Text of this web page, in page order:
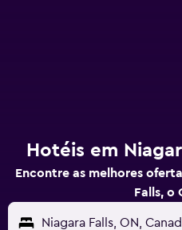
Hotéis em
Encontre as melhores
Falls, o
Niagara Falls, ON,